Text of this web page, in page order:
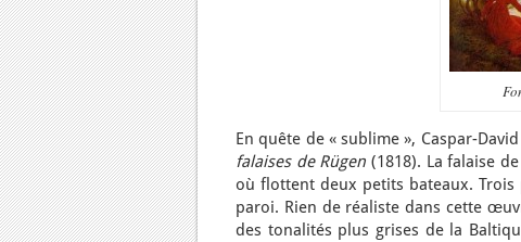
En quête de « sublime », Caspar-
falaises de Rügen (1818). La falaise
où flottent deux petits bateaux. Trois
paroi. Rien de réaliste dans cette
des tonalités plus grises de la